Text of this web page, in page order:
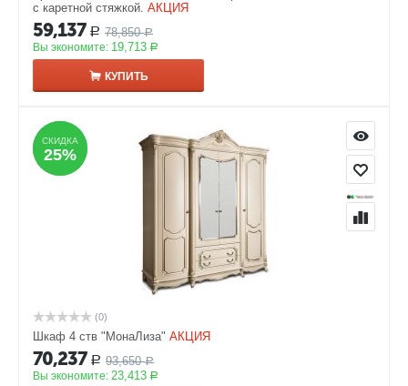
с каретной стяжкой. АКЦИЯ
59,137 Р 78,850 Р
Вы экономите: 19,713 Р
КУПИТЬ
СКИДКА
25%
СКИДКА
25%
(0)
Шкаф 4 ств "МонаЛиза" АКЦИЯ
70,237 Р 93,650 Р
Вы экономите: 23,413 Р